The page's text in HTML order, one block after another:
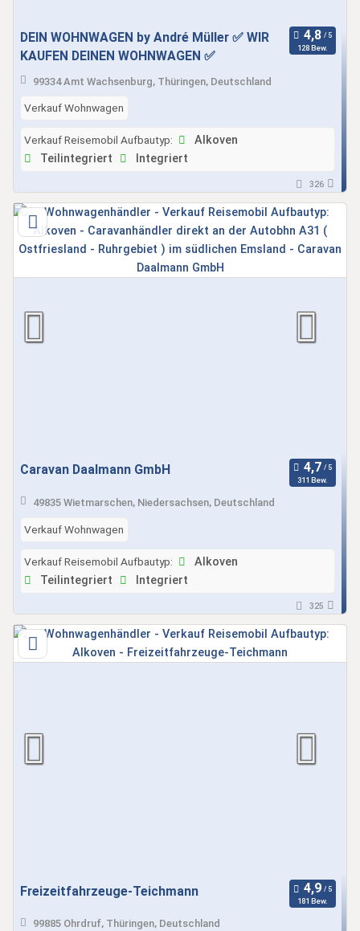
DEIN WOHNWAGEN by André Müller ✅ WIR
KAUFEN DEINEN WOHNWAGEN ✅
128 Bew.
99334 Amt Wachsenburg, Thüringen, Deutschland
Verkauf Wohnwagen
Verkauf Reisemobil Aufbautyp:
Alkoven
Teilintegriert
Integriert
326
Caravan Daalmann GmbH
311 Bew.
49835 Wietmarschen, Niedersachsen, Deutschland
Verkauf Wohnwagen
Verkauf Reisemobil Aufbautyp:
Alkoven
Teilintegriert
Integriert
325
Freizeitfahrzeuge-Teichmann
181 Bew.
99885 Ohrdruf, Thüringen, Deutschland